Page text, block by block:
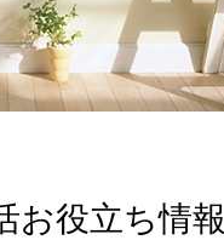
お役立ち情報